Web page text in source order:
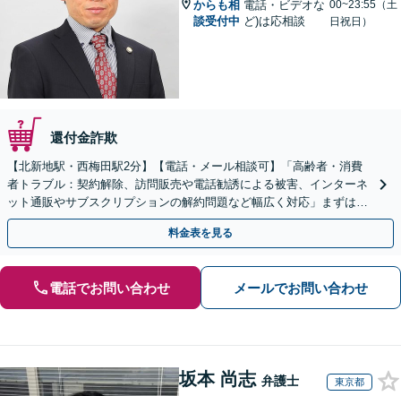
からも相
談受付中
電話・ビデオな
ど)は応相談
00~23:55（土
日祝日）
還付金詐欺
【北新地駅・西梅田駅2分】【電話・メール相談可】「高齢者・消費
者トラブル：契約解除、訪問販売や電話勧誘による被害、インターネ
ット通販やサブスクリプションの解約問題など幅広く対応」まずは一
度ご相談ください【休日・夜間相談可】
料金表を見る
電話でお問い合わせ メールでお問い合わせ
坂本 尚志 弁護士 東京都